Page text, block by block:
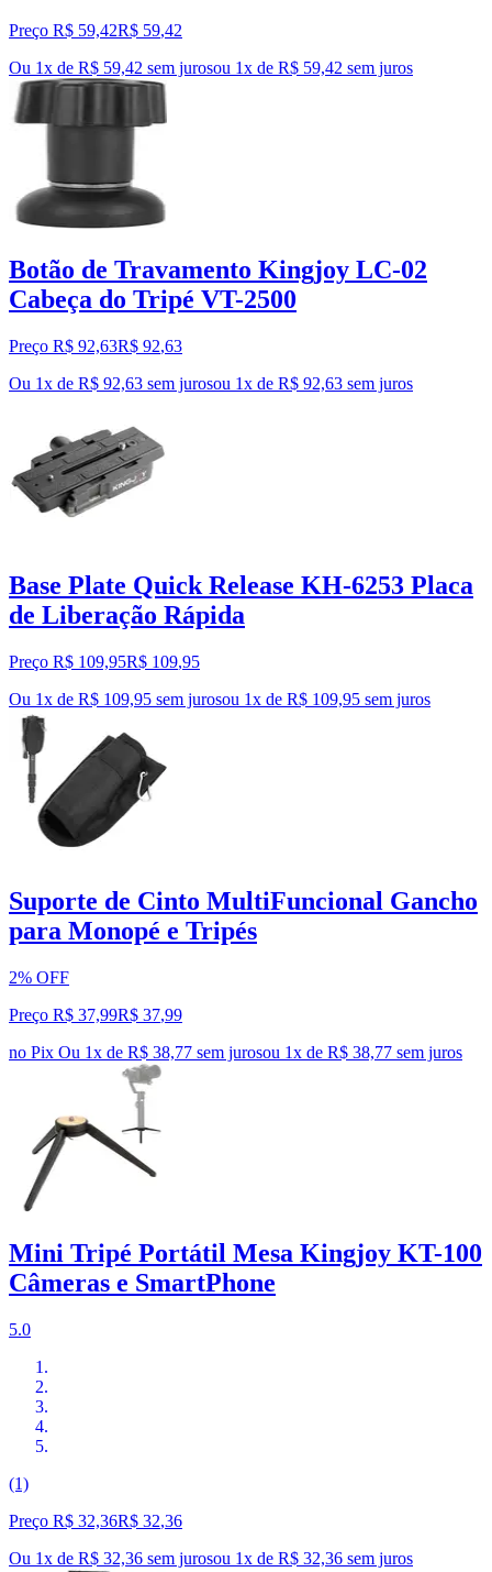
Preço R$ 59,42R$ 59,42
Ou 1x de R$ 59,42 sem jurosou 1x de R$ 59,42 sem juros
Botão de Travamento Kingjoy LC-02
Cabeça do Tripé VT-2500
Preço R$ 92,63R$ 92,63
Ou 1x de R$ 92,63 sem jurosou 1x de R$ 92,63 sem juros
Base Plate Quick Release KH-6253 Placa
de Liberação Rápida
Preço R$ 109,95R$ 109,95
Ou 1x de R$ 109,95 sem jurosou 1x de R$ 109,95 sem juros
Suporte de Cinto MultiFuncional Gancho
para Monopé e Tripés
2% OFF
Preço R$ 37,99R$ 37,99
no Pix Ou 1x de R$ 38,77 sem jurosou 1x de R$ 38,77 sem juros
Mini Tripé Portátil Mesa Kingjoy KT-100
Câmeras e SmartPhone
5.0
(1)
Preço R$ 32,36R$ 32,36
Ou 1x de R$ 32,36 sem jurosou 1x de R$ 32,36 sem juros